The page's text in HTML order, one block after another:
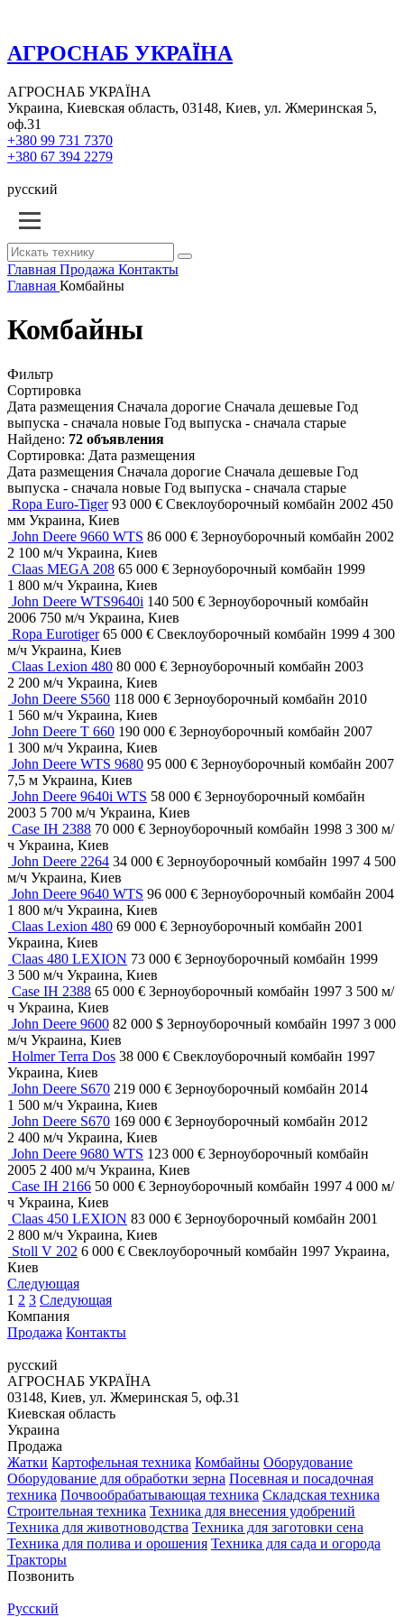
АГРОСНАБ УКРАЇНА
АГРОСНАБ УКРАЇНА
Украина, Киевская область, 03148, Киев, ул. Жмеринская 5,
оф.31
+380 99 731 7370
+380 67 394 2279
русский
Главная Продажа Контакты
Главная Комбайны
Комбайны
Фильтр
Сортировка
Дата размещения Сначала дорогие Сначала дешевые Год
выпуска - сначала новые Год выпуска - сначала старые
Найдено: 72 объявления
Сортировка: Дата размещения
Дата размещения Сначала дорогие Сначала дешевые Год
выпуска - сначала новые Год выпуска - сначала старые
Ropa Euro-Tiger 93 000 € Свеклоуборочный комбайн 2002 450
мм Украина, Киев
John Deere 9660 WTS 86 000 € Зерноуборочный комбайн 2002
2 100 м/ч Украина, Киев
Claas MEGA 208 65 000 € Зерноуборочный комбайн 1999
1 800 м/ч Украина, Киев
John Deere WTS9640i 140 500 € Зерноуборочный комбайн
2006 750 м/ч Украина, Киев
Ropa Eurotiger 65 000 € Свеклоуборочный комбайн 1999 4 300
м/ч Украина, Киев
Claas Lexion 480 80 000 € Зерноуборочный комбайн 2003
2 200 м/ч Украина, Киев
John Deere S560 118 000 € Зерноуборочный комбайн 2010
1 560 м/ч Украина, Киев
John Deere T 660 190 000 € Зерноуборочный комбайн 2007
1 300 м/ч Украина, Киев
John Deere WTS 9680 95 000 € Зерноуборочный комбайн 2007
7,5 м Украина, Киев
John Deere 9640i WTS 58 000 € Зерноуборочный комбайн
2003 5 700 м/ч Украина, Киев
Case IH 2388 70 000 € Зерноуборочный комбайн 1998 3 300 м/
ч Украина, Киев
John Deere 2264 34 000 € Зерноуборочный комбайн 1997 4 500
м/ч Украина, Киев
John Deere 9640 WTS 96 000 € Зерноуборочный комбайн 2004
1 800 м/ч Украина, Киев
Claas Lexion 480 69 000 € Зерноуборочный комбайн 2001
Украина, Киев
Claas 480 LEXION 73 000 € Зерноуборочный комбайн 1999
3 500 м/ч Украина, Киев
Case IH 2388 65 000 € Зерноуборочный комбайн 1997 3 500 м/
ч Украина, Киев
John Deere 9600 82 000 $ Зерноуборочный комбайн 1997 3 000
м/ч Украина, Киев
Holmer Terra Dos 38 000 € Свеклоуборочный комбайн 1997
Украина, Киев
John Deere S670 219 000 € Зерноуборочный комбайн 2014
1 500 м/ч Украина, Киев
John Deere S670 169 000 € Зерноуборочный комбайн 2012
2 400 м/ч Украина, Киев
John Deere 9680 WTS 123 000 € Зерноуборочный комбайн
2005 2 400 м/ч Украина, Киев
Case IH 2166 50 000 € Зерноуборочный комбайн 1997 4 000 м/
ч Украина, Киев
Claas 450 LEXION 83 000 € Зерноуборочный комбайн 2001
2 800 м/ч Украина, Киев
Stoll V 202 6 000 € Свеклоуборочный комбайн 1997 Украина,
Киев
Следующая
1 2 3 Следующая
Компания
Продажа Контакты
русский
АГРОСНАБ УКРАЇНА
03148, Киев, ул. Жмеринская 5, оф.31
Киевская область
Украина
Продажа
Жатки Картофельная техника Комбайны Оборудование
Оборудование для обработки зерна Посевная и посадочная
техника Почвообрабатывающая техника Складская техника
Строительная техника Техника для внесения удобрений
Техника для животноводства Техника для заготовки сена
Техника для полива и орошения Техника для сада и огорода
Тракторы
Позвонить
Русский